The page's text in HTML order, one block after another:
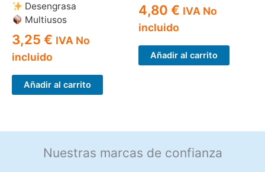
Desengrasa
Multiusos
3,25 € IVA No
incluido
Añadir al carrito
4,80 € IVA No
incluido
Añadir al carrito
Nuestras marcas de confianza